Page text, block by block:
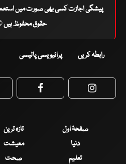
پیشگی اجازت کسی بھی صورت میں
حقوق محفوظ ہیں ©
رابطہ کریں پرائیویسی پالیسی
Facebook
صفحۂ اول تازہ ترین
دنیا
معیشت
تعلیم
صحت